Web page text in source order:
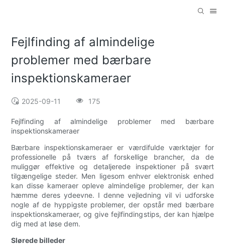
Fejlfinding af almindelige
problemer med bærbare
inspektionskameraer
2025-09-11 175
Fejlfinding af almindelige problemer med bærbare
inspektionskameraer
Bærbare inspektionskameraer er værdifulde værktøjer for
professionelle på tværs af forskellige brancher, da de
muliggør effektive og detaljerede inspektioner på svært
tilgængelige steder. Men ligesom enhver elektronisk enhed
kan disse kameraer opleve almindelige problemer, der kan
hæmme deres ydeevne. I denne vejledning vil vi udforske
nogle af de hyppigste problemer, der opstår med bærbare
inspektionskameraer, og give fejlfindingstips, der kan hjælpe
dig med at løse dem.
Slørede billeder